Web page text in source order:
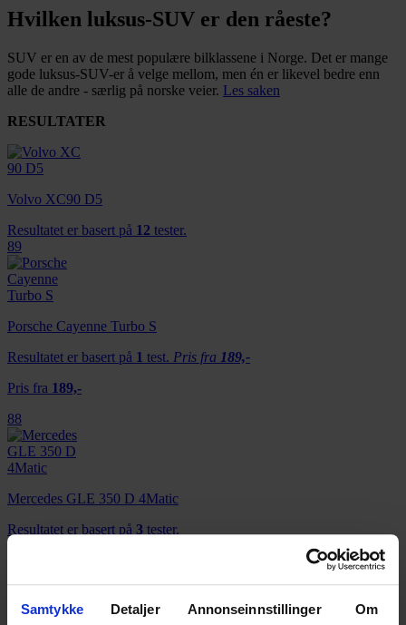
Samtykke Detaljer Annonseinnstillinger Om
Hvilken luksus-SUV er den råeste?
SUV er en av de mest populære bilklassene i Norge. Det er mange
gode luksus-SUV-er å velge mellom, men én er likevel bedre enn
alle de andre - særlig på norske veier. Les saken
RESULTATER
Volvo XC90 D5
Resultatet er basert på 12 tester.
89
Porsche Cayenne Turbo S
Resultatet er basert på 1 test. Pris fra 189,-
Pris fra 189,-
88
Mercedes GLE 350 D 4Matic
Resultatet er basert på 3 tester.
81